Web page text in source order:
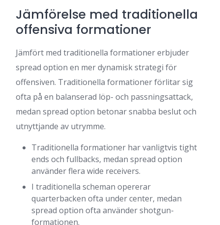
Jämförelse med traditionella
offensiva formationer
Jämfört med traditionella formationer erbjuder
spread option en mer dynamisk strategi för
offensiven. Traditionella formationer förlitar sig
ofta på en balanserad löp- och passningsattack,
medan spread option betonar snabba beslut och
utnyttjande av utrymme.
Traditionella formationer har vanligtvis tight
ends och fullbacks, medan spread option
använder flera wide receivers.
I traditionella scheman opererar
quarterbacken ofta under center, medan
spread option ofta använder shotgun-
formationen.